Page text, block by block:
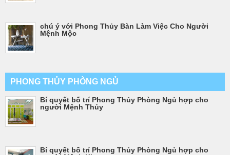
chú ý với Phong Thủy Bàn Làm Việc Cho Người
Mệnh Mộc
PHONG THỦY PHÒNG NGỦ
Bí quyết bố trí Phong Thủy Phòng Ngủ hợp cho
người Mệnh Thủy
Bí quyết bố trí Phong Thủy Phòng Ngủ hợp cho